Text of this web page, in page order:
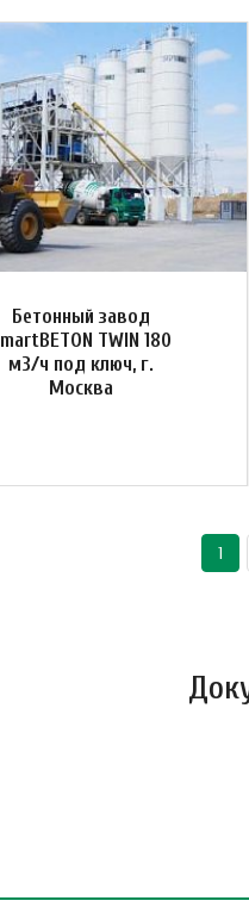
Бетонный завод
TWIN 180
м3/ч под ключ, г.
Москва
1